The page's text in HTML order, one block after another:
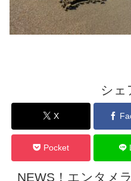
シェ
X
Pocket
NEWS！エンタメ